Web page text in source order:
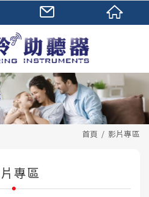
首頁 影片專區
專區